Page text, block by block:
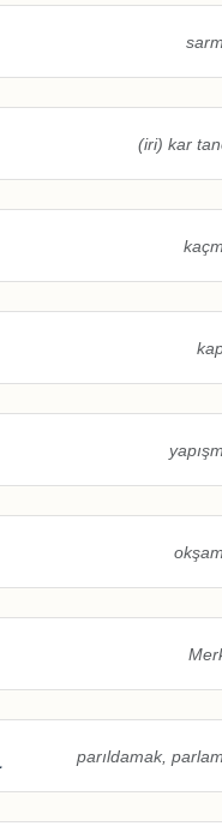
(iri) kar
parıldamak,